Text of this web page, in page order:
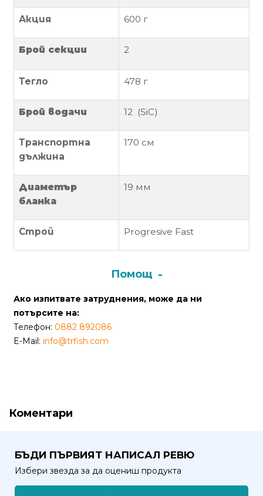
Всички
запазени.
Интернет
Маркетинг
Дизайн
от
Weberest
Акция 600 г
Брой секции 2
Тегло 478 г
Брой водачи 12 (SiC)
Транспортна
дължина
170 см
Диаметър
бланка
19 мм
Строй Progresive Fast
Помощ
Ако изпитвате затруднения, може да ни
потърсите на:
Телефон: 0882 892086
E-Mail: info@trfish.com
Коментари
БЪДИ ПЪРВИЯТ НАПИСАЛ РЕВЮ
Избери звезда за да оцениш продукта